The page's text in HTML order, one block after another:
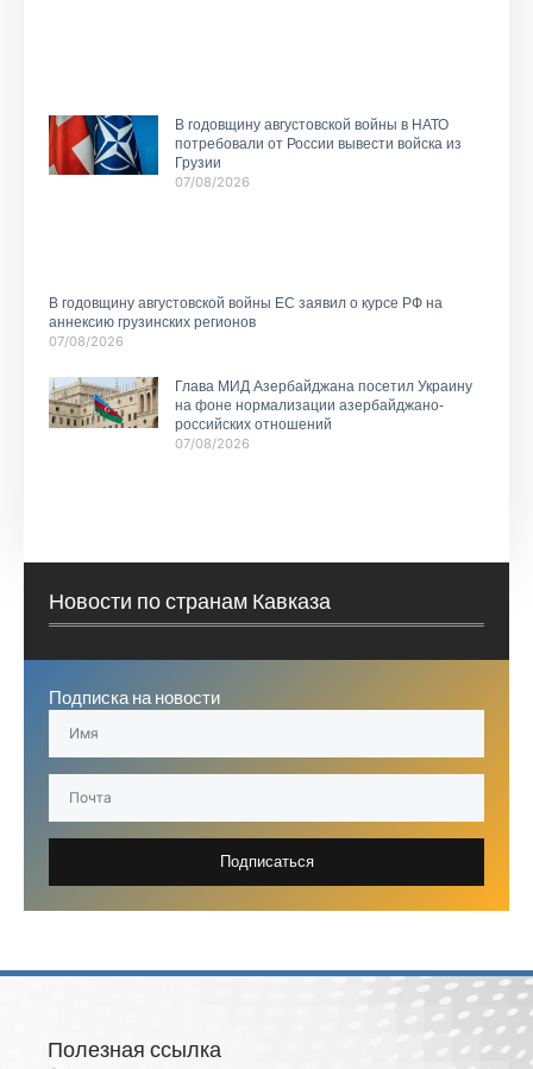
В годовщину августовской войны в НАТО
потребовали от России вывести войска из
Грузии
07/08/2026
В годовщину августовской войны ЕС заявил о курсе РФ на
аннексию грузинских регионов
07/08/2026
Глава МИД Азербайджана посетил Украину
на фоне нормализации азербайджано-
российских отношений
07/08/2026
Новости по странам Кавказа
Подписка на новости
Подписаться
Полезная ссылка